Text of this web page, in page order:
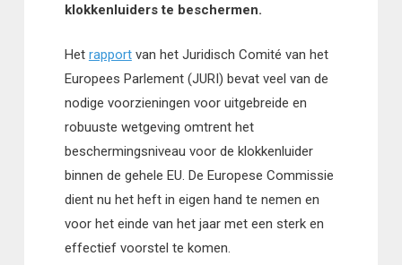
klokkenluiders te beschermen.
Het rapportvan het Juridisch Comité van het
Europees Parlement (JURI) bevat veel van de
nodige voorzieningen voor uitgebreide en
robuuste wetgeving omtrent het
beschermingsniveau voor de klokkenluider
binnen de gehele EU. De Europese Commissie
dient nu het heft in eigen hand te nemen en
voor het einde van het jaar met een sterk en
effectief voorstel te komen.